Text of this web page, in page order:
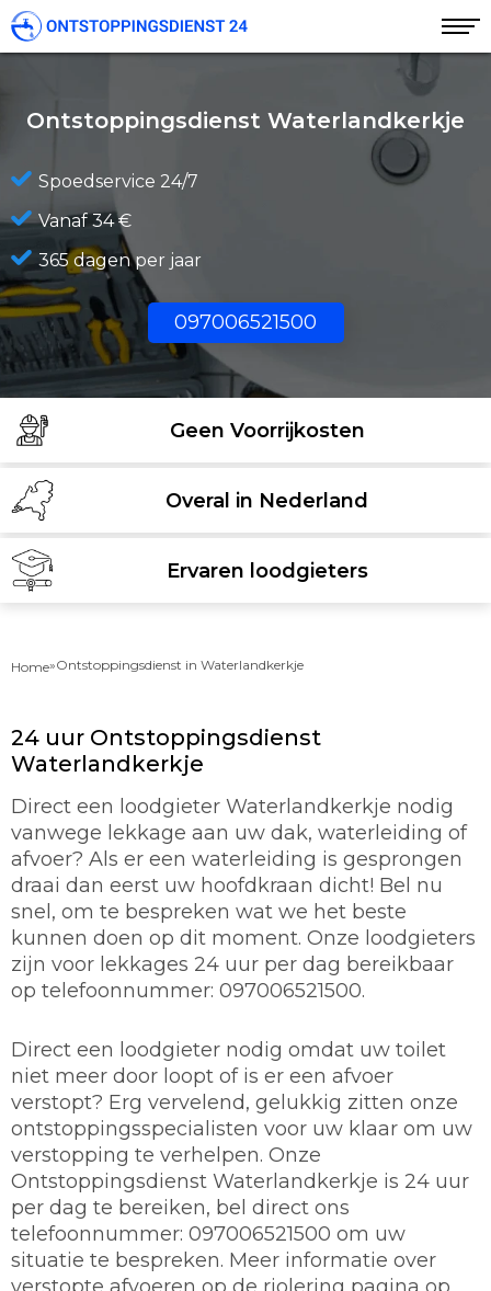
Ontstoppingsdienst Waterlandkerkje
Spoedservice 24/7
Vanaf 34 €
365 dagen per jaar
097006521500
Geen Voorrijkosten
Overal in Nederland
Ervaren loodgieters
Home»Ontstoppingsdienst in Waterlandkerkje
24 uur Ontstoppingsdienst
Waterlandkerkje
Direct een loodgieter Waterlandkerkje nodig
vanwege lekkage aan uw dak, waterleiding of
afvoer? Als er een waterleiding is gesprongen
draai dan eerst uw hoofdkraan dicht! Bel nu
snel, om te bespreken wat we het beste
kunnen doen op dit moment. Onze loodgieters
zijn voor lekkages 24 uur per dag bereikbaar
op telefoonnummer: 097006521500.
Direct een loodgieter nodig omdat uw toilet
niet meer door loopt of is er een afvoer
verstopt? Erg vervelend, gelukkig zitten onze
ontstoppingsspecialisten voor uw klaar om uw
verstopping te verhelpen. Onze
Ontstoppingsdienst Waterlandkerkje is 24 uur
per dag te bereiken, bel direct ons
telefoonnummer: 097006521500 om uw
situatie te bespreken. Meer informatie over